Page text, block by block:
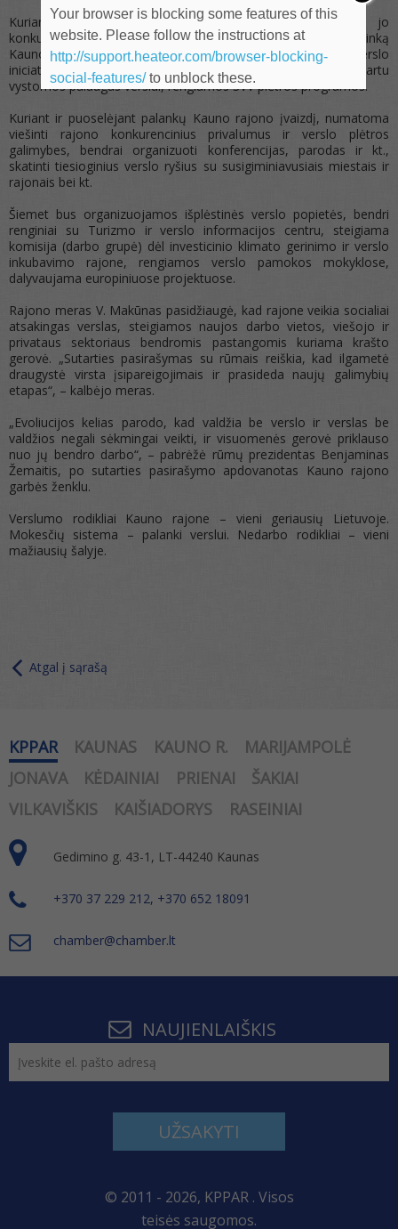
Kuriant palankias sąlygas verslui ir užtikrinant jo
konkurencingumą, bus veikiama išvien gerinant verslo aplinką
Kauno rajone ir užtikrinant palankų klimatą investicijoms, verslo
iniciatyvos derinamos su rajono raidos prioritetais, kartu
vystomos palaugas verslui, rengiamos SVV plėtros programos.
Kuriant ir puoselėjant palankų Kauno rajono įvaizdį, numatoma
viešinti rajono konkurencinius privalumus ir verslo plėtros
galimybes, bendrai organizuoti konferencijas, parodas ir kt.,
skatinti tiesioginius verslo ryšius su susigiminiavusiais miestais ir
rajonais bei kt.
Šiemet bus organizuojamos išplėstinės verslo popietės, bendri
renginiai su Turizmo ir verslo informacijos centru, steigiama
komisija (darbo grupė) dėl investicinio klimato gerinimo ir verslo
inkubavimo rajone, rengiamos verslo pamokos mokyklose,
dalyvaujama europiniuose projektuose.
Rajono meras V. Makūnas pasidžiaugė, kad rajone veikia socialiai
atsakingas verslas, steigiamos naujos darbo vietos, viešojo ir
privataus sektoriaus bendromis pastangomis kuriama krašto
gerovė. „Sutarties pasirašymas su rūmais reiškia, kad ilgametė
draugystė virsta įsipareigojimais ir prasideda naujų galimybių
etapas“, – kalbėjo meras.
„Evoliucijos kelias parodo, kad valdžia be verslo ir verslas be
valdžios negali sėkmingai veikti, ir visuomenės gerovė priklauso
nuo jų bendro darbo“, – pabrėžė rūmų prezidentas Benjaminas
Žemaitis, po sutarties pasirašymo apdovanotas Kauno rajono
garbės ženklu.
Verslumo rodikliai Kauno rajone – vieni geriausių Lietuvoje.
Mokesčių sistema – palanki verslui. Nedarbo rodikliai – vieni
mažiausių šalyje.
Atgal į sąrašą
KPPAR KAUNAS KAUNO R.
MARIJAMPOLĖ
JONAVA
KĖDAINIAI PRIENAI
ŠAKIAI
VILKAVIŠKIS
KAIŠIADORYS RASEINIAI
Gedimino g. 43-1, LT-44240 Kaunas
+370 37 229 212, +370 652 18091
chamber@chamber.lt
NAUJIENLAIŠKIS
UŽSAKYTI
© 2011 - 2026, KPPAR . Visos
teisės saugomos.
Your browser is blocking some features of this
website. Please follow the instructions at
http://support.heateor.com/browser-blocking-
social-features/to unblock these.